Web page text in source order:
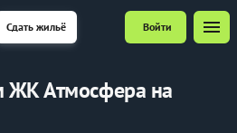
Сдать жильё Войти menu
ЖК Атмосфера на